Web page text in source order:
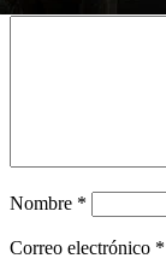
Nombre *
Correo electrónico *